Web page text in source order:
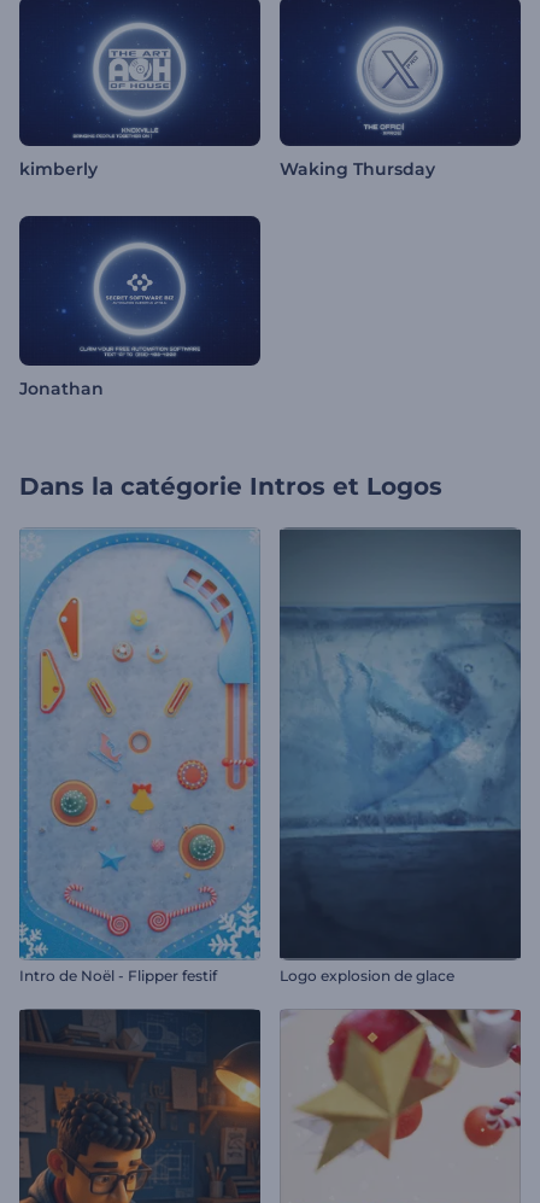
kimberly Waking Thursday
Jonathan
Dans la catégorie Intros et Logos
Intro de Noël - Flipper festif Logo explosion de glace